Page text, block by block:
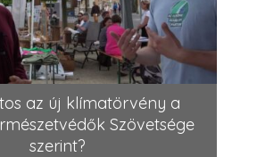
az új klímatörvény a
Szövetsége
szerint?